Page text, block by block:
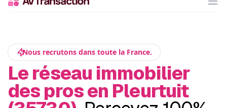
Nous recrutons dans toute la France.
Le réseau immobilier
des pros en Pleurtuit